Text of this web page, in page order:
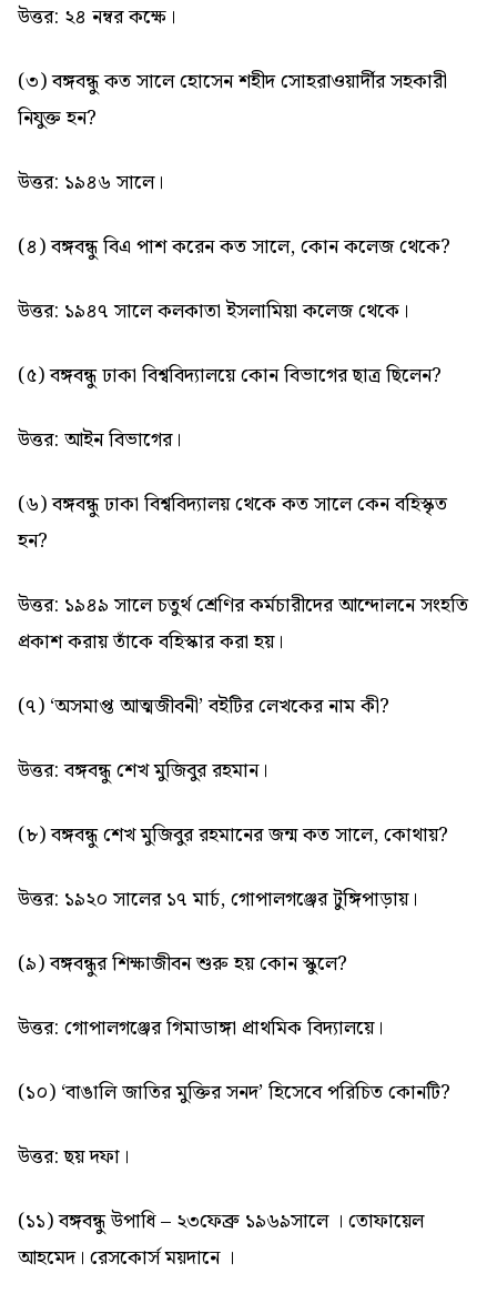
উত্তর: ২৪ নম্বর কক্ষে।
(৩) বঙ্গবন্ধু কত সালে হোসেন শহীদ সোহরাওয়ার্দীর সহকারী
নিযুক্ত হন?
উত্তর: ১৯৪৬ সালে।
(৪) বঙ্গবন্ধু বিএ পাশ করেন কত সালে, কোন কলেজ থেকে?
উত্তর: ১৯৪৭ সালে কলকাতা ইসলামিয়া কলেজ থেকে।
(৫) বঙ্গবন্ধু ঢাকা বিশ্ববিদ্যালয়ে কোন বিভাগের ছাত্র ছিলেন?
উত্তর: আইন বিভাগের।
(৬) বঙ্গবন্ধু ঢাকা বিশ্ববিদ্যালয় থেকে কত সালে কেন বহিস্কৃত
হন?
উত্তর: ১৯৪৯ সালে চতুর্থ শ্রেণির কর্মচারীদের আন্দোলনে সংহতি
প্রকাশ করায় তাঁকে বহিস্কার করা হয়।
(৭) ‘অসমাপ্ত আত্মজীবনী’ বইটির লেখকের নাম কী?
উত্তর: বঙ্গবন্ধু শেখ মুজিবুর রহমান।
(৮) বঙ্গবন্ধু শেখ মুজিবুর রহমানের জন্ম কত সালে, কোথায়?
উত্তর: ১৯২০ সালের ১৭ মার্চ, গোপালগঞ্জের টুঙ্গিপাড়ায়।
(৯) বঙ্গবন্ধুর শিক্ষাজীবন শুরু হয় কোন স্কুলে?
উত্তর: গোপালগঞ্জের গিমাডাঙ্গা প্রাথমিক বিদ্যালয়ে।
(১০) ‘বাঙালি জাতির মুক্তির সনদ’ হিসেবে পরিচিত কোনটি?
উত্তর: ছয় দফা।
(১১) বঙ্গবন্ধু উপাধি – ২৩ফেব্রু ১৯৬৯সালে । তোফায়েল
আহমেদ। রেসকোর্স ময়দানে ।